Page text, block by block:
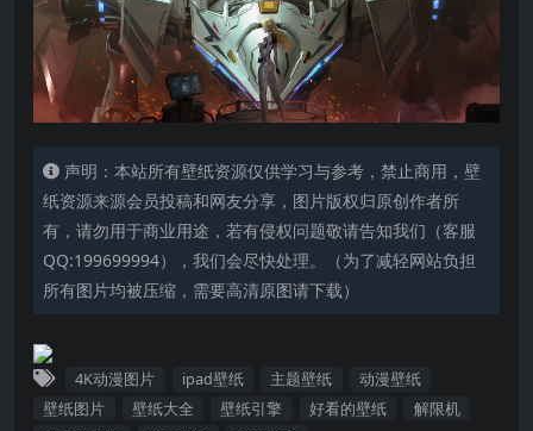
声明：本站所有壁纸资源仅供学习与参考，禁止商用，壁
纸资源来源会员投稿和网友分享，图片版权归原创作者所
有，请勿用于商业用途，若有侵权问题敬请告知我们（客服
QQ:199699994），我们会尽快处理。（为了减轻网站负担
所有图片均被压缩，需要高清原图请下载）
4K动漫图片 ipad壁纸 主题壁纸
动漫壁纸
壁纸图片
壁纸大全 壁纸引擎 好看的壁纸
解限机